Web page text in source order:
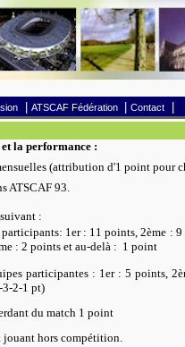
ATSCAF Fédération Contact
la performance :
(attribution d'1 point pour
ATSCAF 93.
suivant :
: 1er : 11 points, 2ème :
: 2 points et au-delà : 1 point
participantes : 1er : 5 points,
3-2-1 pt)
du match 1 point
jouant hors compétition.